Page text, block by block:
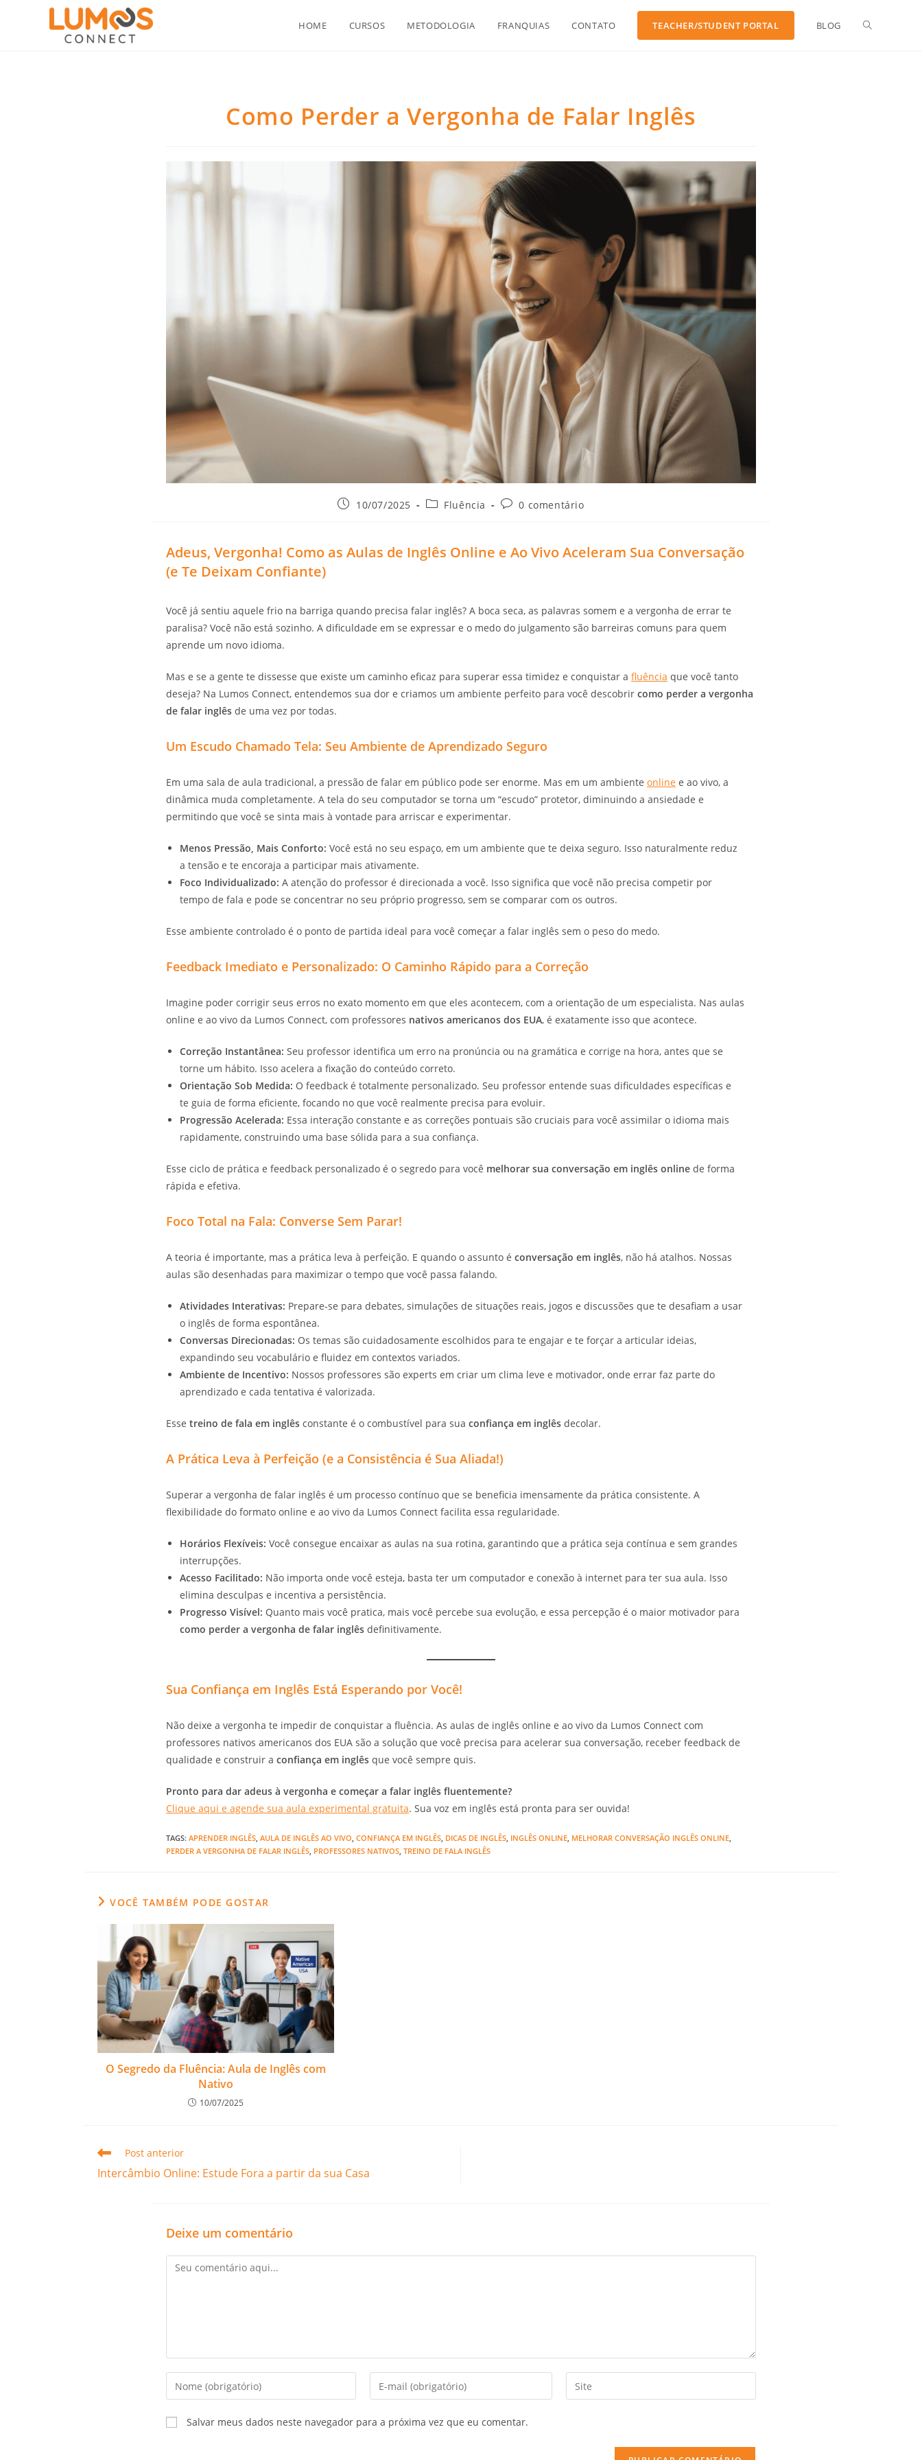
HOME CURSOS METODOLOGIA FRANQUIAS CONTATO TEACHER/STUDENT PORTAL BLOG
Como Perder a Vergonha de Falar Inglês
10/07/2025 Fluência 0 comentário
Adeus, Vergonha! Como as Aulas de Inglês Online e Ao Vivo Aceleram Sua Conversação
(e Te Deixam Confiante)
Você já sentiu aquele frio na barriga quando precisa falar inglês? A boca seca, as palavras somem e a vergonha de errar te
paralisa? Você não está sozinho. A dificuldade em se expressar e o medo do julgamento são barreiras comuns para quem
aprende um novo idioma.
Mas e se a gente te dissesse que existe um caminho eficaz para superar essa timidez e conquistar a fluência que você tanto
deseja? Na Lumos Connect, entendemos sua dor e criamos um ambiente perfeito para você descobrir como perder a vergonha
de falar inglês de uma vez por todas.
Um Escudo Chamado Tela: Seu Ambiente de Aprendizado Seguro
Em uma sala de aula tradicional, a pressão de falar em público pode ser enorme. Mas em um ambiente online e ao vivo, a
dinâmica muda completamente. A tela do seu computador se torna um “escudo” protetor, diminuindo a ansiedade e
permitindo que você se sinta mais à vontade para arriscar e experimentar.
Menos Pressão, Mais Conforto: Você está no seu espaço, em um ambiente que te deixa seguro. Isso naturalmente reduz
a tensão e te encoraja a participar mais ativamente.
Foco Individualizado: A atenção do professor é direcionada a você. Isso significa que você não precisa competir por
tempo de fala e pode se concentrar no seu próprio progresso, sem se comparar com os outros.
Esse ambiente controlado é o ponto de partida ideal para você começar a falar inglês sem o peso do medo.
Feedback Imediato e Personalizado: O Caminho Rápido para a Correção
Imagine poder corrigir seus erros no exato momento em que eles acontecem, com a orientação de um especialista. Nas aulas
online e ao vivo da Lumos Connect, com professores nativos americanos dos EUA, é exatamente isso que acontece.
Correção Instantânea: Seu professor identifica um erro na pronúncia ou na gramática e corrige na hora, antes que se
torne um hábito. Isso acelera a fixação do conteúdo correto.
Orientação Sob Medida: O feedback é totalmente personalizado. Seu professor entende suas dificuldades específicas e
te guia de forma eficiente, focando no que você realmente precisa para evoluir.
Progressão Acelerada: Essa interação constante e as correções pontuais são cruciais para você assimilar o idioma mais
rapidamente, construindo uma base sólida para a sua confiança.
Esse ciclo de prática e feedback personalizado é o segredo para você melhorar sua conversação em inglês online de forma
rápida e efetiva.
Foco Total na Fala: Converse Sem Parar!
A teoria é importante, mas a prática leva à perfeição. E quando o assunto é conversação em inglês, não há atalhos. Nossas
aulas são desenhadas para maximizar o tempo que você passa falando.
Atividades Interativas: Prepare-se para debates, simulações de situações reais, jogos e discussões que te desafiam a usar
o inglês de forma espontânea.
Conversas Direcionadas: Os temas são cuidadosamente escolhidos para te engajar e te forçar a articular ideias,
expandindo seu vocabulário e fluidez em contextos variados.
Ambiente de Incentivo: Nossos professores são experts em criar um clima leve e motivador, onde errar faz parte do
aprendizado e cada tentativa é valorizada.
Esse treino de fala em inglês constante é o combustível para sua confiança em inglês decolar.
A Prática Leva à Perfeição (e a Consistência é Sua Aliada!)
Superar a vergonha de falar inglês é um processo contínuo que se beneficia imensamente da prática consistente. A
flexibilidade do formato online e ao vivo da Lumos Connect facilita essa regularidade.
Horários Flexíveis: Você consegue encaixar as aulas na sua rotina, garantindo que a prática seja contínua e sem grandes
interrupções.
Acesso Facilitado: Não importa onde você esteja, basta ter um computador e conexão à internet para ter sua aula. Isso
elimina desculpas e incentiva a persistência.
Progresso Visível: Quanto mais você pratica, mais você percebe sua evolução, e essa percepção é o maior motivador para
como perder a vergonha de falar inglês definitivamente.
Sua Confiança em Inglês Está Esperando por Você!
Não deixe a vergonha te impedir de conquistar a fluência. As aulas de inglês online e ao vivo da Lumos Connect com
professores nativos americanos dos EUA são a solução que você precisa para acelerar sua conversação, receber feedback de
qualidade e construir a confiança em inglês que você sempre quis.
Pronto para dar adeus à vergonha e começar a falar inglês fluentemente?
Clique aqui e agende sua aula experimental gratuita. Sua voz em inglês está pronta para ser ouvida!
TAGS: APRENDER INGLÊS, AULA DE INGLÊS AO VIVO, CONFIANÇA EM INGLÊS, DICAS DE INGLÊS, INGLÊS ONLINE, MELHORAR CONVERSAÇÃO INGLÊS ONLINE,
PERDER A VERGONHA DE FALAR INGLÊS, PROFESSORES NATIVOS, TREINO DE FALA INGLÊS
VOCÊ TAMBÉM PODE GOSTAR
O Segredo da Fluência: Aula de Inglês com
Nativo
10/07/2025
Post anterior
Intercâmbio Online: Estude Fora a partir da sua Casa
Deixe um comentário
Salvar meus dados neste navegador para a próxima vez que eu comentar.